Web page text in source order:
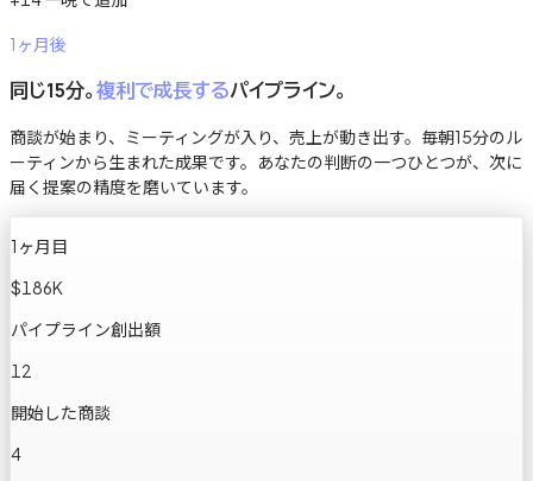
1ヶ月後
同じ15分。複利で成長するパイプライン。
商談が始まり、ミーティングが入り、売上が動き出す。毎朝15分のル
ーティンから生まれた成果です。あなたの判断の一つひとつが、次に
届く提案の精度を磨いています。
1ヶ月目
$186K
パイプライン創出額
12
開始した商談
4